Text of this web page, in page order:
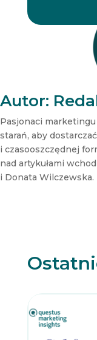
Autor:
Pasjonaci
starań, aby
i czasooszczędnej
nad artykułami
i Donata Wilczewska.